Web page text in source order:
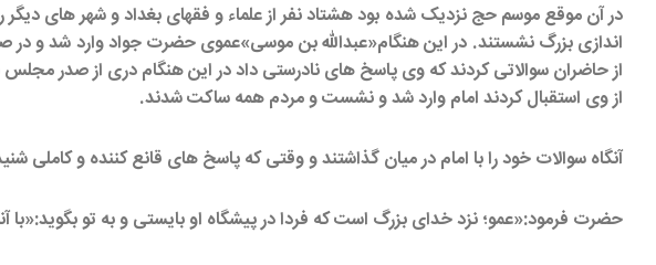
در آن موقع موسم حج نزدیک شده بود هشتاد نفر از علماء و فقهای بغداد و شهر های دیگر
اندازی بزرگ نشستند. در این هنگام«عبدالله بن موسی»عموی حضرت جواد وارد شد
از حاضران سوالاتی کردند که وی پاسخ های نادرستی داد در این هنگام دری از صدر
از وی استقبال کردند امام وارد شد و نشست و مردم همه ساکت شدند.
آنگاه سوالات خود را با امام در میان گذاشتند و وقتی که پاسخ های قانع کننده و کاملی
حضرت فرمود:«عمو؛ نزد خدای بزرگ است که فردا در پیشگاه او بایستی و به تو بگوید:«با